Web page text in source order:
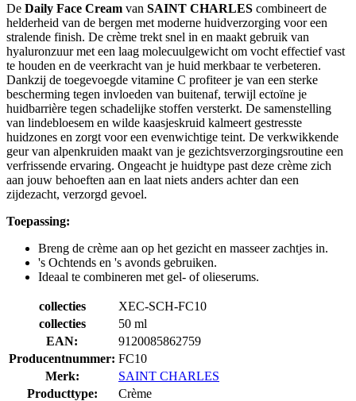
De Daily Face Cream van SAINT CHARLES combineert de
helderheid van de bergen met moderne huidverzorging voor een
stralende finish. De crème trekt snel in en maakt gebruik van
hyaluronzuur met een laag molecuulgewicht om vocht effectief vast
te houden en de veerkracht van je huid merkbaar te verbeteren.
Dankzij de toegevoegde vitamine C profiteer je van een sterke
bescherming tegen invloeden van buitenaf, terwijl ectoïne je
huidbarrière tegen schadelijke stoffen versterkt. De samenstelling
van lindebloesem en wilde kaasjeskruid kalmeert gestresste
huidzones en zorgt voor een evenwichtige teint. De verkwikkende
geur van alpenkruiden maakt van je gezichtsverzorgingsroutine een
verfrissende ervaring. Ongeacht je huidtype past deze crème zich
aan jouw behoeften aan en laat niets anders achter dan een
zijdezacht, verzorgd gevoel.
Toepassing:
Breng de crème aan op het gezicht en masseer zachtjes in.
's Ochtends en 's avonds gebruiken.
Ideaal te combineren met gel- of olieserums.
collecties
XEC-SCH-FC10
collecties
50 ml
EAN:
9120085862759
Producentnummer: FC10
Merk:
SAINT CHARLES
Producttype:
Crème